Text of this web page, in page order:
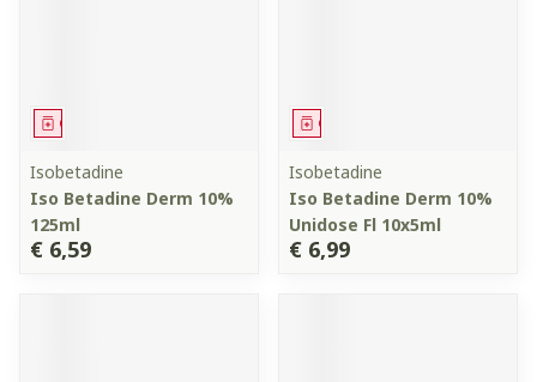
Geneesmiddel
Isobetadine
Iso Betadine Derm 10%
125ml
€ 6,59
Geneesmiddel
Isobetadine
Iso Betadine Derm 10%
Unidose Fl 10x5ml
€ 6,99